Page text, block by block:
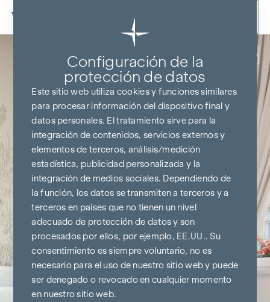
Ir al contenido
Configuración de la
protección de datos
Este sitio web utiliza cookies y funciones similares
para procesar información del dispositivo final y
datos personales. El tratamiento sirve para la
integración de contenidos, servicios externos y
elementos de terceros, análisis/medición
estadística, publicidad personalizada y la
integración de medios sociales. Dependiendo de
la función, los datos se transmiten a terceros y a
terceros en países que no tienen un nivel
adecuado de protección de datos y son
procesados por ellos, por ejemplo, EE.UU.. Su
consentimiento es siempre voluntario, no es
necesario para el uso de nuestro sitio web y puede
ser denegado o revocado en cualquier momento
en nuestro sitio web.